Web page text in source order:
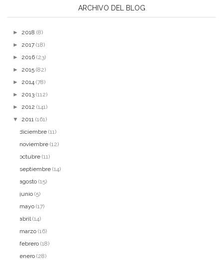
ARCHIVO DEL BLOG
► 2018 (8)
► 2017 (18)
► 2016 (23)
► 2015 (82)
► 2014 (78)
► 2013 (112)
► 2012 (141)
▼ 2011 (161)
diciembre(11)
noviembre(12)
octubre(11)
septiembre(14)
agosto(15)
junio(5)
mayo(17)
abril(14)
marzo(16)
febrero(18)
enero(28)